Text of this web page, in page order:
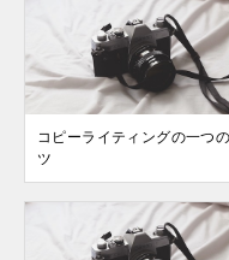
コピーライティングの一つ
ツ